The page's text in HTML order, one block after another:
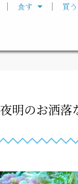
食す 買う
夜明のお洒落